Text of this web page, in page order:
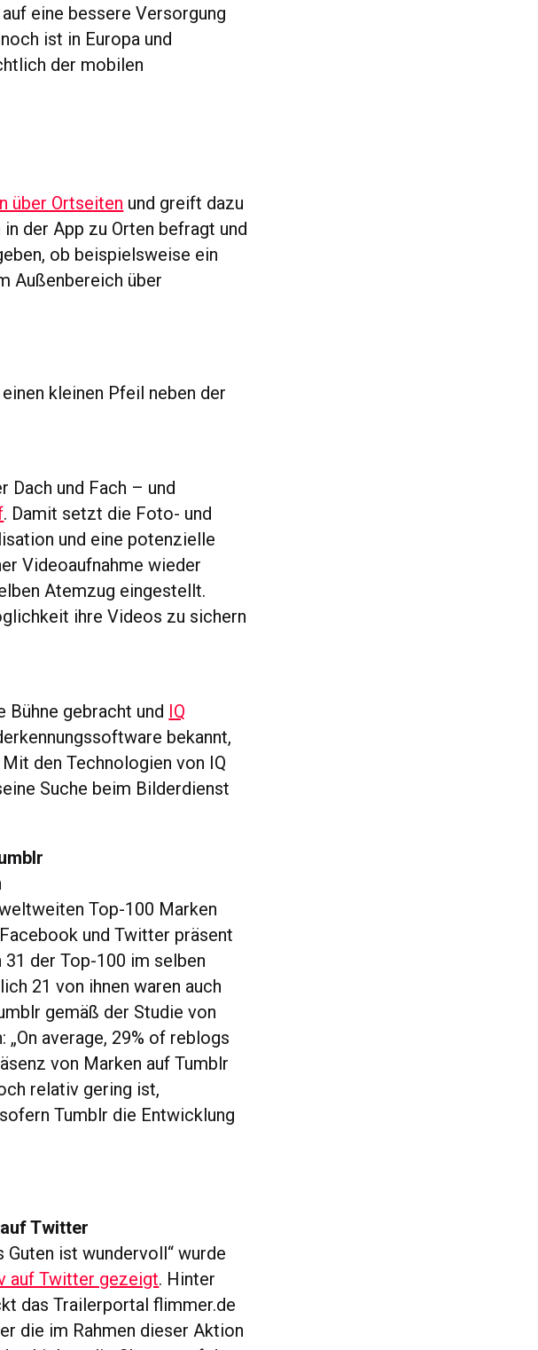
eine bessere Versorgung
ist in Europa und
der mobilen
über Ortseiten und greift dazu
der App zu Orten befragt und
ob beispielsweise ein
Außenbereich über
kleinen Pfeil neben der
Dach und Fach – und
. Damit setzt die Foto- und
und eine potenzielle
Videoaufnahme wieder
Atemzug eingestellt.
ihre Videos zu sichern
Bühne gebracht und IQ
bekannt,
den Technologien von IQ
Suche beim Bilderdienst
Top-100 Marken
und Twitter präsent
der Top-100 im selben
21 von ihnen waren auch
gemäß der Studie von
average, 29% of reblogs
von Marken auf Tumblr
relativ gering ist,
Tumblr die Entwicklung
Twitter
ist wundervoll“ wurde
auf Twitter gezeigt. Hinter
das Trailerportal flimmer.de
die im Rahmen dieser Aktion